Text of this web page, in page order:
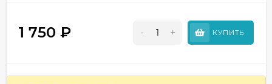
1 750 ₽ - + КУПИТЬ